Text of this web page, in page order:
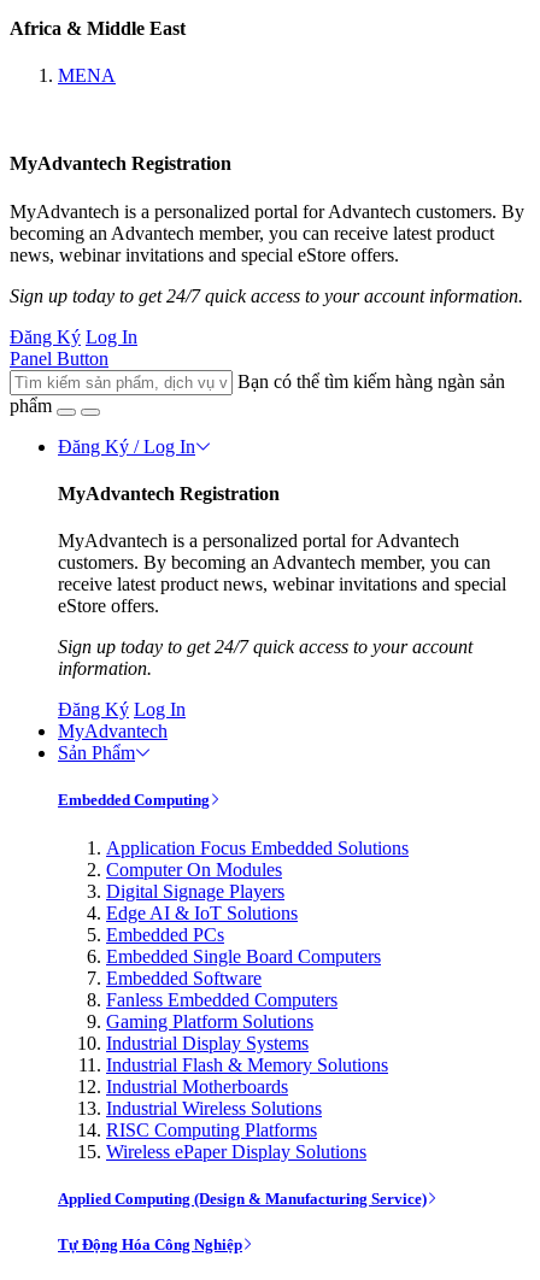
Africa & Middle East
MENA
MyAdvantech Registration
MyAdvantech is a personalized portal for Advantech customers. By
becoming an Advantech member, you can receive latest product
news, webinar invitations and special eStore offers.
Sign up today to get 24/7 quick access to your account information.
Đăng Ký Log In
Panel Button
Bạn có thể tìm kiếm hàng ngàn sản
phẩm
Đăng Ký / Log In
MyAdvantech Registration
MyAdvantech is a personalized portal for Advantech
customers. By becoming an Advantech member, you can
receive latest product news, webinar invitations and special
eStore offers.
Sign up today to get 24/7 quick access to your account
information.
Đăng Ký Log In
MyAdvantech
Sản Phẩm
Embedded Computing
Application Focus Embedded Solutions
Computer On Modules
Digital Signage Players
Edge AI & IoT Solutions
Embedded PCs
Embedded Single Board Computers
Embedded Software
Fanless Embedded Computers
Gaming Platform Solutions
Industrial Display Systems
Industrial Flash & Memory Solutions
Industrial Motherboards
Industrial Wireless Solutions
RISC Computing Platforms
Wireless ePaper Display Solutions
Applied Computing (Design & Manufacturing Service)
Tự Động Hóa Công Nghiệp